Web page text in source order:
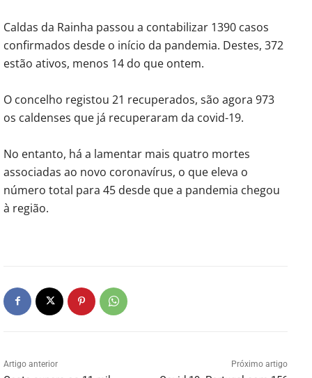
Caldas da Rainha passou a contabilizar 1390 casos
confirmados desde o início da pandemia. Destes, 372
estão ativos, menos 14 do que ontem.
O concelho registou 21 recuperados, são agora 973
os caldenses que já recuperaram da covid-19.
No entanto, há a lamentar mais quatro mortes
associadas ao novo coronavírus, o que eleva o
número total para 45 desde que a pandemia chegou
à região.
Artigo anterior Próximo artigo